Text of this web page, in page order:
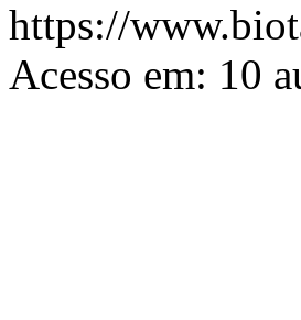
https://
Acesso em: 10